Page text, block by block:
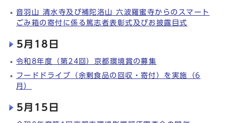
音羽山 清水寺及び補陀洛山 六波羅蜜寺からのスマート
ごみ箱の寄付に係る篤志者表彰式及びお披露目式
5月18日
令和8年度（第24回）京都環境賞の募集
フードドライブ（余剰食品の回収・寄付）を実施（6
月）
5月15日